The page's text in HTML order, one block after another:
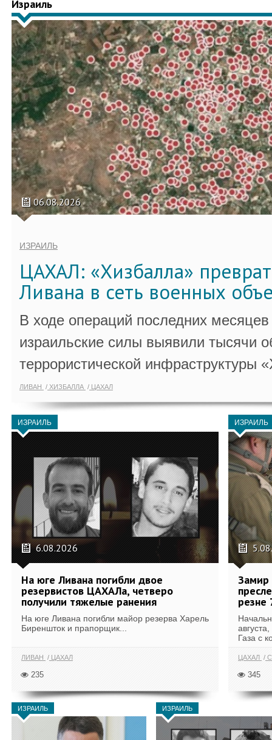
Израиль
06.08.2026
ИЗРАИЛЬ
ЦАХАЛ: «Хизбалла»
Ливана в сеть военных
В ходе операций последних
израильские силы выявили тысячи
террористической инфраструктуры
ЛИВАН ХИЗБАЛЛА ЦАХАЛ
ИЗРАИЛЬ
6.08.2026
На юге Ливана погибли двое
резервистов ЦАХАЛа, четверо
получили тяжелые ранения
На юге Ливана погибли майор резерва Харель
Биреншток и прапорщик...
ЛИВАН ЦАХАЛ
235
ИЗРАИЛЬ
Замир
резне
Газа с
ЦАХАЛ
345
ИЗРАИЛЬ ИЗРАИЛЬ